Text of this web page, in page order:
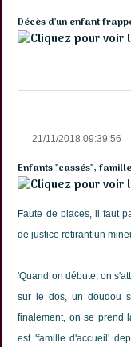
Décès d'un enfant
21/11/2018 09:39:56
Enfants "cassés",
Faute de places, il faut
de justice retirant un
'Quand on débute, on
sur le dos, un doudou
finalement, on se prend
est 'famille d'accueil'